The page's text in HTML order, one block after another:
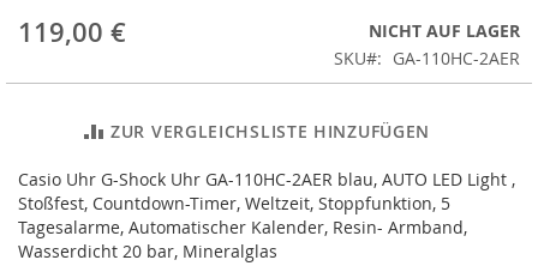
springen
119,00 €
NICHT AUF LAGER
SKU
GA-110HC-2AER
ZUR VERGLEICHSLISTE HINZUFÜGEN
Casio Uhr G-Shock Uhr GA-110HC-2AER blau, AUTO LED Light ,
Stoßfest, Countdown-Timer, Weltzeit, Stoppfunktion, 5
Tagesalarme, Automatischer Kalender, Resin- Armband,
Wasserdicht 20 bar, Mineralglas